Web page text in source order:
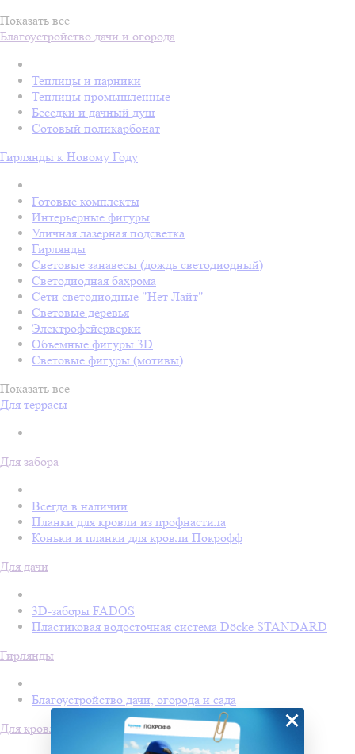
Показать все
Благоустройство дачи и огорода
Теплицы и парники
Теплицы промышленные
Беседки и дачный душ
Сотовый поликарбонат
Гирлянды к Новому Году
Готовые комплекты
Интерьерные фигуры
Уличная лазерная подсветка
Гирлянды
Световые занавесы (дождь светодиодный)
Светодиодная бахрома
Сети светодиодные "Нет Лайт"
Световые деревья
Электрофейерверки
Объемные фигуры 3D
Световые фигуры (мотивы)
Показать все
Для террасы
Для забора
Всегда в наличии
Планки для кровли из профнастила
Коньки и планки для кровли Покрофф
Для дачи
3D-заборы FADOS
Пластиковая водосточная система Döcke STANDARD
Гирлянды
Благоустройство дачи, огорода и сада
Для кровли
×